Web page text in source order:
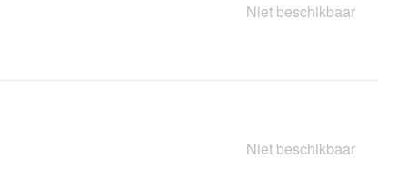
Niet beschikbaar
Niet beschikbaar